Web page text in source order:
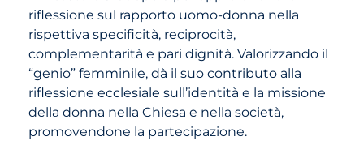
riflessione sul rapporto uomo-donna nella
rispettiva specificità, reciprocità,
complementarità e pari dignità. Valorizzando il
“genio” femminile, dà il suo contributo alla
riflessione ecclesiale sull’identità e la missione
della donna nella Chiesa e nella società,
promovendone la partecipazione.